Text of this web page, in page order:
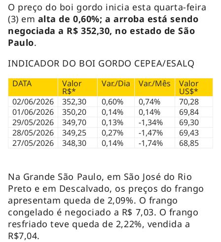
O preço do boi gordo inicia esta quarta-feira
(3) em alta de 0,60%; a arroba está sendo
negociada a R$ 352,30, no estado de São
Paulo.
INDICADOR DO BOI GORDO CEPEA/ESALQ
DATA Valor
R$*
Var./Dia Var./Mês Valor
US$*
02/06/2026
352,30 0,60% 0,74%
70,28
01/06/2026
350,20 0,14% 0,14%
69,84
29/05/2026
349,70 0,13% -1,34%
69,30
28/05/2026
349,25 0,27% -1,47%
69,43
27/05/2026
348,30 0,14% -1,74% 68,85
Na Grande São Paulo, em São José do Rio
Preto e em Descalvado, os preços do frango
apresentam queda de 2,09%. O frango
congelado é negociado a R$ 7,03. O frango
resfriado teve queda de 2,22%, vendida a
R$7,04.